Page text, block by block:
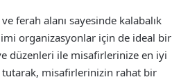
ferah alanı sayesinde kalabalık
organizasyonlar için de ideal bir
düzenleri ile misafirlerinize en iyi
misafirlerinizin rahat bir